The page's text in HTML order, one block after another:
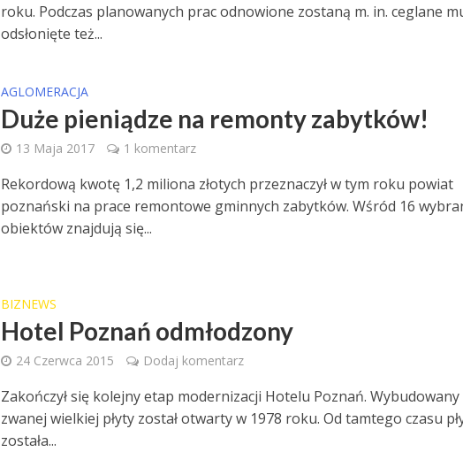
roku. Podczas planowanych prac odnowione zostaną m. in. ceglane
odsłonięte też...
AGLOMERACJA
Duże pieniądze na remonty zabytków!
13 Maja 2017 1 komentarz
Rekordową kwotę 1,2 miliona złotych przeznaczył w tym roku powiat
poznański na prace remontowe gminnych zabytków. Wśród 16
obiektów znajdują się...
BIZNEWS
Hotel Poznań odmłodzony
24 Czerwca 2015 Dodaj komentarz
Zakończył się kolejny etap modernizacji Hotelu Poznań.
zwanej wielkiej płyty został otwarty w 1978 roku. Od tamtego czasu
została...